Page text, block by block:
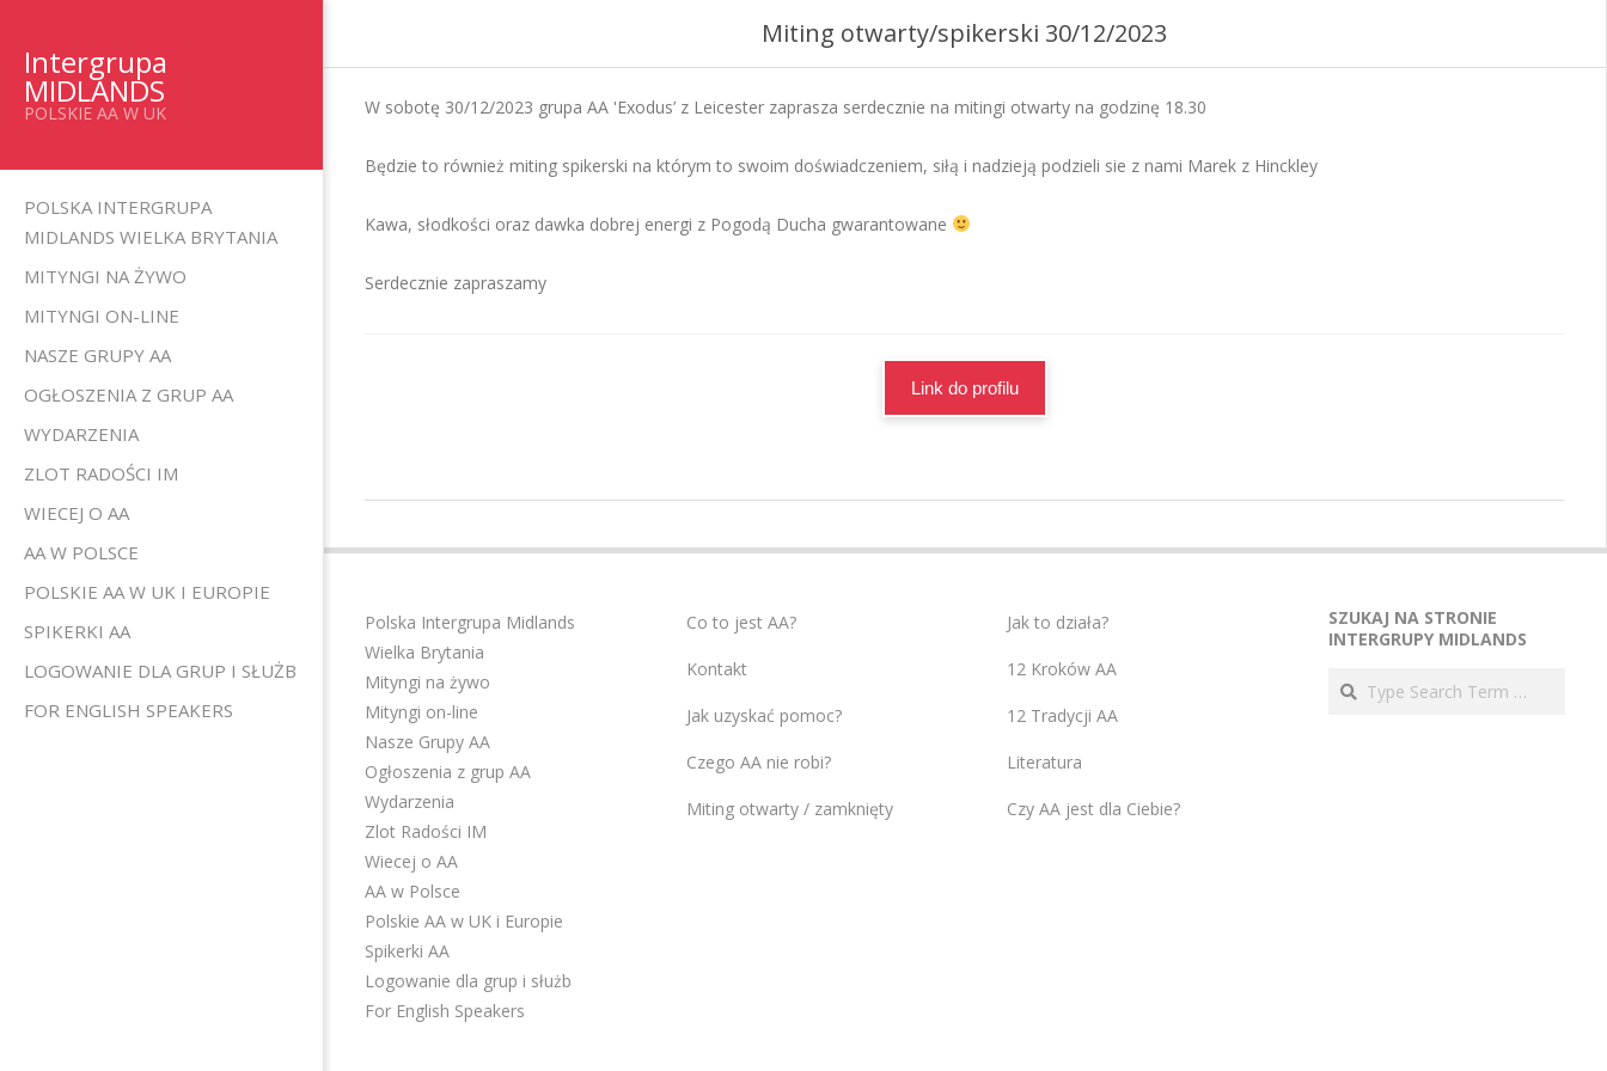
contentIntergrupa
MIDLANDS
POLSKIE AA W UK
Primary
Navigation
POLSKA INTERGRUPA
MIDLANDS WIELKA BRYTANIA
MITYNGI NA ŻYWO
MITYNGI ON-LINE
NASZE GRUPY AA
OGŁOSZENIA Z GRUP AA
WYDARZENIA
ZLOT RADOŚCI IM
WIECEJ O AA
AA W POLSCE
POLSKIE AA W UK I EUROPIE
SPIKERKI AA
LOGOWANIE DLA GRUP I SŁUŻB
FOR ENGLISH SPEAKERS
Miting otwarty/spikerski 30/12/2023
W sobotę 30/12/2023 grupa AA 'Exodus’ z Leicester zaprasza serdecznie na mitingi otwarty na godzinę 18.30
Będzie to również miting spikerski na którym to swoim doświadczeniem, siłą i nadzieją podzieli sie z nami Marek z Hinckley
Kawa, słodkości oraz dawka dobrej energi z Pogodą Ducha gwarantowane
Serdecznie zapraszamy
Link do profilu
12-
Polska Intergrupa Midlands
Wielka Brytania
Mityngi na żywo
Mityngi on-line
Nasze Grupy AA
Ogłoszenia z grup AA
Wydarzenia
Zlot Radości IM
Wiecej o AA
AA w Polsce
Polskie AA w UK i Europie
Spikerki AA
Logowanie dla grup i służb
For English Speakers
Co to jest AA?
Kontakt
Jak uzyskać pomoc?
Czego AA nie robi?
Miting otwarty / zamknięty
Jak to działa?
12 Kroków AA
12 Tradycji AA
Literatura
Czy AA jest dla Ciebie?
SZUKAJ NA STRONIE
INTERGRUPY MIDLANDS
Search